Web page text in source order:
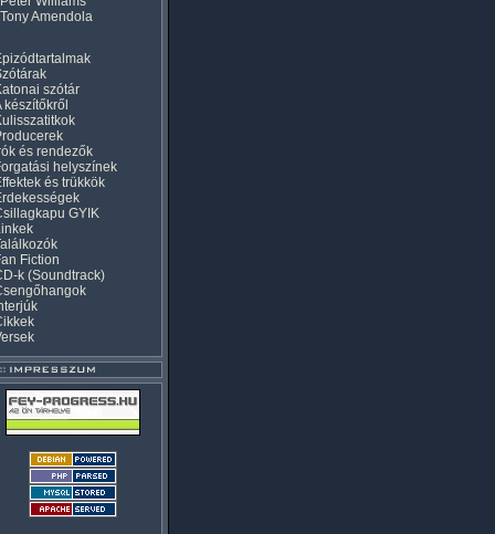
Tony Amendola
szótár
készítőkről
és rendezők
helyszínek
és trükkök
GYIK
Fiction
k (Soundtrack)